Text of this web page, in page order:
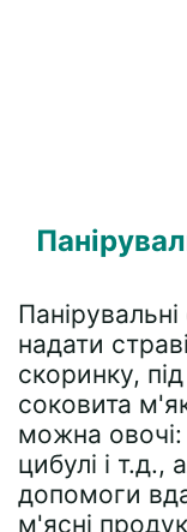
надати
скоринку,
соковита
можна овочі:
цибулі і т.д.,
допомоги
м'ясні